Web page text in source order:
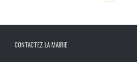
CONTACTEZ LA MAIRIE